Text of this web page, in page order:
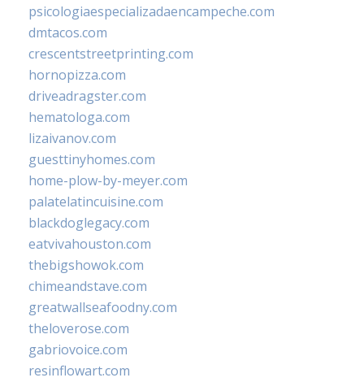
psicologiaespecializadaencampeche.com
dmtacos.com
crescentstreetprinting.com
hornopizza.com
driveadragster.com
hematologa.com
lizaivanov.com
guesttinyhomes.com
home-plow-by-meyer.com
palatelatincuisine.com
blackdoglegacy.com
eatvivahouston.com
thebigshowok.com
chimeandstave.com
greatwallseafoodny.com
theloverose.com
gabriovoice.com
resinflowart.com